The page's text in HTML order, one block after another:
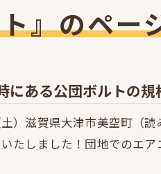
』のペー
にある公団ボルトの規
）滋賀県大津市美空町（
たしました！団地でのエ